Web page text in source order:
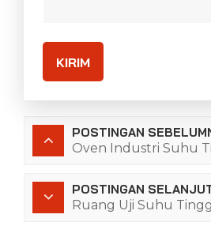
KIRIM
POSTINGAN
Oven Industri Suhu
POSTINGAN
Ruang Uji Suhu